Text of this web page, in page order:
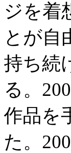
ジを着
とが自
持ち続
る。
作品を
た。